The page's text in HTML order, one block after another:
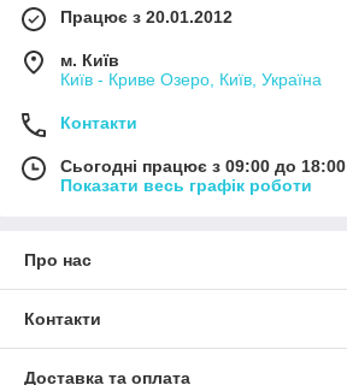
Працює з 20.01.2012
м. Київ
Київ - Криве Озеро, Київ, Україна
Контакти
Сьогодні працює з 09:00 до 18:00
Показати весь графік роботи
Про нас
Контакти
Доставка та оплата